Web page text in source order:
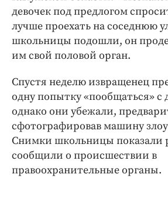
девочек под предлогом
лучше проехать на соседнюю
школьницы подошли, он
им свой половой орган.
Спустя неделю извращенец
одну попытку «пообщаться» с
однако они убежали,
сфотографировав машину
Снимки школьницы показали
сообщили о происшествии в
правоохранительные органы.